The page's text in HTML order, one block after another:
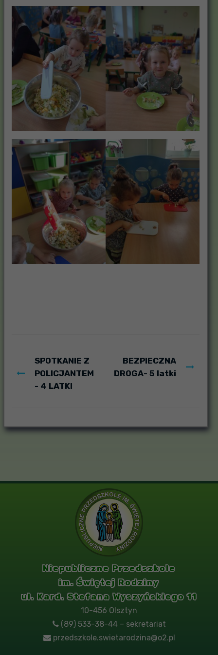
SPOTKANIE Z
POLICJANTEM
- 4 LATKI
BEZPIECZNA
DROGA- 5 latki
Niepubliczne Przedszkole
im. Świętej Rodziny
ul. Kard. Stefana Wyszyńskiego 11
10-456 Olsztyn
(89) 533-38-44 – sekretariat
przedszkole.swietarodzina@o2.pl